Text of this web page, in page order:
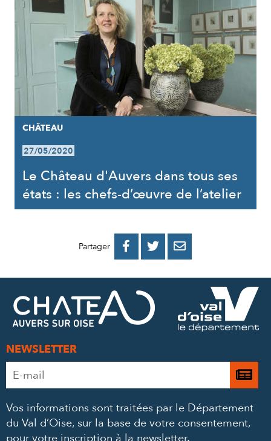
CHÂTEAU
27/05/2020
Le Château d'Auvers dans tous ses
états : les chefs-d’œuvre de l’atelier
Partager 
PARTAGER
FACEBOOK
PARTAGER
PARTAGER
MAIL
NEWSLETTER
Adresse
e-
*
Je
à
Vos informations sont traitées par le Département
du Val d’Oise, sur la base de votre consentement,